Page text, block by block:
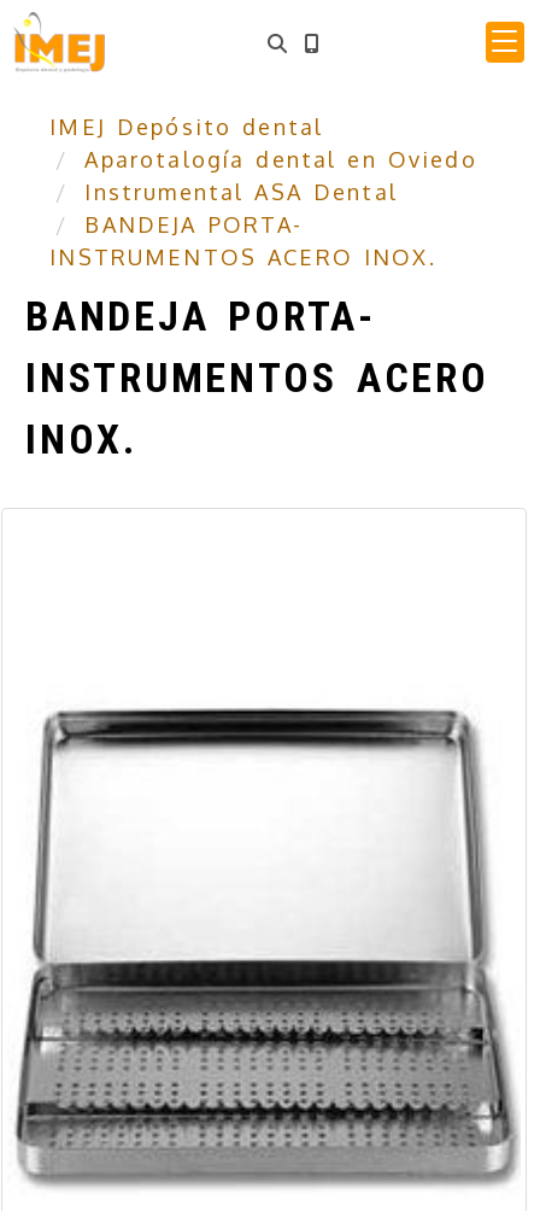
IMEJ Depósito dental
Aparotalogía dental en Oviedo
Instrumental ASA Dental
BANDEJA PORTA-
INSTRUMENTOS ACERO INOX.
BANDEJA PORTA-
INSTRUMENTOS ACERO
INOX.